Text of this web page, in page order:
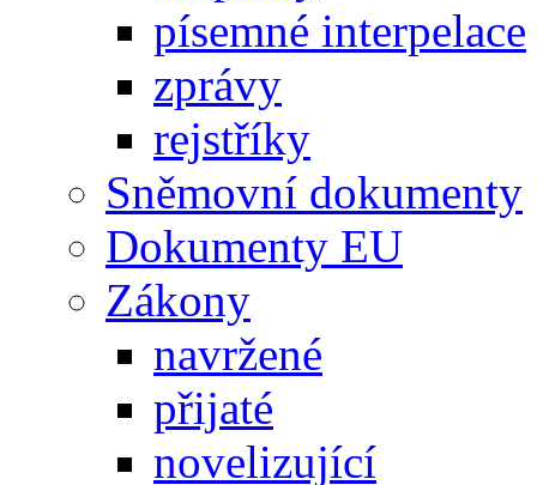
písemné interpelace
zprávy
rejstříky
Sněmovní dokumenty
Dokumenty EU
Zákony
navržené
přijaté
novelizující